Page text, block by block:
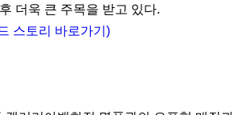
더욱 큰 주목을 받고 있다.
스토리 바로가기)